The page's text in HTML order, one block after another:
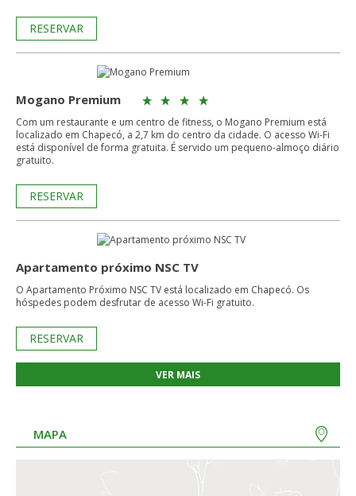
RESERVAR
Mogano Premium
Com um restaurante e um centro de fitness, o Mogano Premium está
localizado em Chapecó, a 2,7 km do centro da cidade. O acesso Wi-Fi
está disponível de forma gratuita. É servido um pequeno-almoço diário
gratuito.
RESERVAR
Apartamento próximo NSC TV
O Apartamento Próximo NSC TV está localizado em Chapecó. Os
hóspedes podem desfrutar de acesso Wi-Fi gratuito.
RESERVAR
VER MAIS
MAPA